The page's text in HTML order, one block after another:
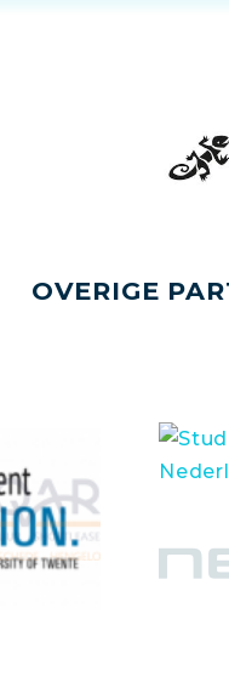
OVERIGE